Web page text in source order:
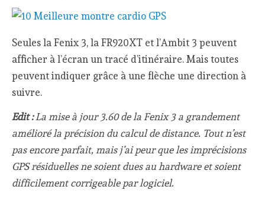
Seules la Fenix 3, la FR920XT et l’Ambit 3 peuvent
afficher à l’écran un tracé d’itinéraire. Mais toutes
peuvent indiquer grâce à une flèche une direction à
suivre.
Edit :La mise à jour 3.60 de la Fenix 3 a grandement
amélioré la précision du calcul de distance. Tout n’est
pas encore parfait, mais j’ai peur que les imprécisions
GPS résiduelles ne soient dues au hardware et soient
difficilement corrigeable par logiciel.